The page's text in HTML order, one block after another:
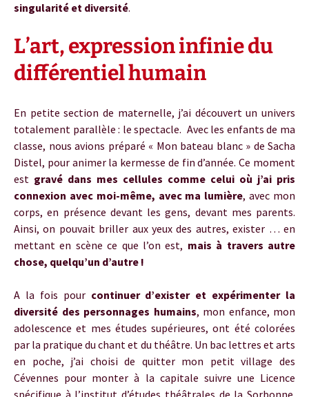
singularité et diversité.
L’art, expression infinie du
différentiel humain
En petite section de maternelle, j’ai découvert un univers
totalement parallèle : le spectacle. Avec les enfants de ma
classe, nous avions préparé « Mon bateau blanc » de Sacha
Distel, pour animer la kermesse de fin d’année. Ce moment
est gravé dans mes cellules comme celui où j’ai pris
connexion avec moi-même, avec ma lumière, avec mon
corps, en présence devant les gens, devant mes parents.
Ainsi, on pouvait briller aux yeux des autres, exister … en
mettant en scène ce que l’on est, mais à travers autre
chose, quelqu’un d’autre !
A la fois pour continuer d’exister et expérimenter la
diversité des personnages humains, mon enfance, mon
adolescence et mes études supérieures, ont été colorées
par la pratique du chant et du théâtre. Un bac lettres et arts
en poche, j’ai choisi de quitter mon petit village des
Cévennes pour monter à la capitale suivre une Licence
spécifique à l’institut d’études théâtrales de la Sorbonne.